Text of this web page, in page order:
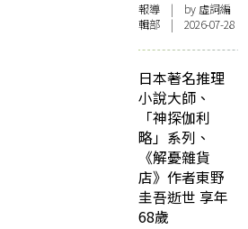
報導 | by 虛詞編
輯部 | 2026-07-28
日本著名推理
小說大師、
「神探伽利
略」系列、
《解憂雜貨
店》作者東野
圭吾逝世 享年
68歲